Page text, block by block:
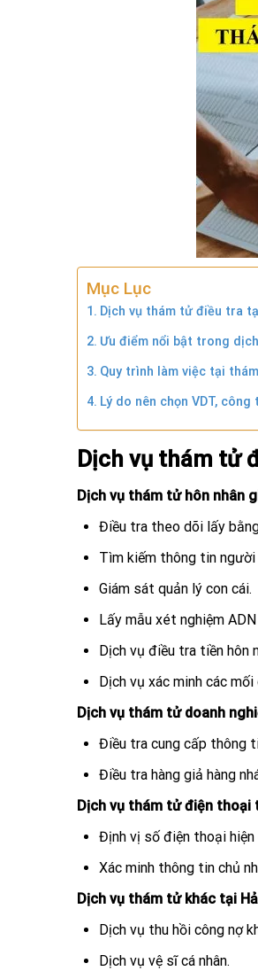
Mục Lục
Dịch vụ thám tử điều tra
Ưu điểm nổi bật trong
Quy trình làm việc tại
Lý do nên chọn VDT,
Dịch vụ thám tử
Dịch vụ thám tử hôn nhân
Điều tra theo dõi lấy
Tìm kiếm thông tin
Giám sát quản lý con cái.
Lấy mẫu xét nghiệm
Dịch vụ điều tra tiền hôn
Dịch vụ xác minh các
Dịch vụ thám tử doanh
Điều tra cung cấp thông
Điều tra hàng giả hàng
Dịch vụ thám tử điện thoại
Định vị số điện thoại hiện
Xác minh thông tin chủ
Dịch vụ thám tử khác tại
Dịch vụ thu hồi công nợ
Dịch vụ vệ sĩ cá nhân.